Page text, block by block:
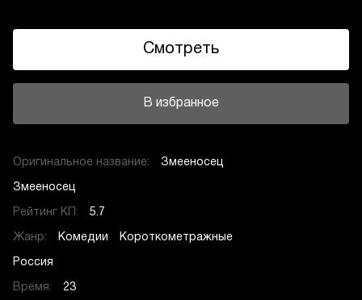
Смотреть
В избранное
Оригинальное название: Змееносец
Змееносец
Рейтинг КП: 5.7
Жанр: Комедии Короткометражные
Россия
Время: 23